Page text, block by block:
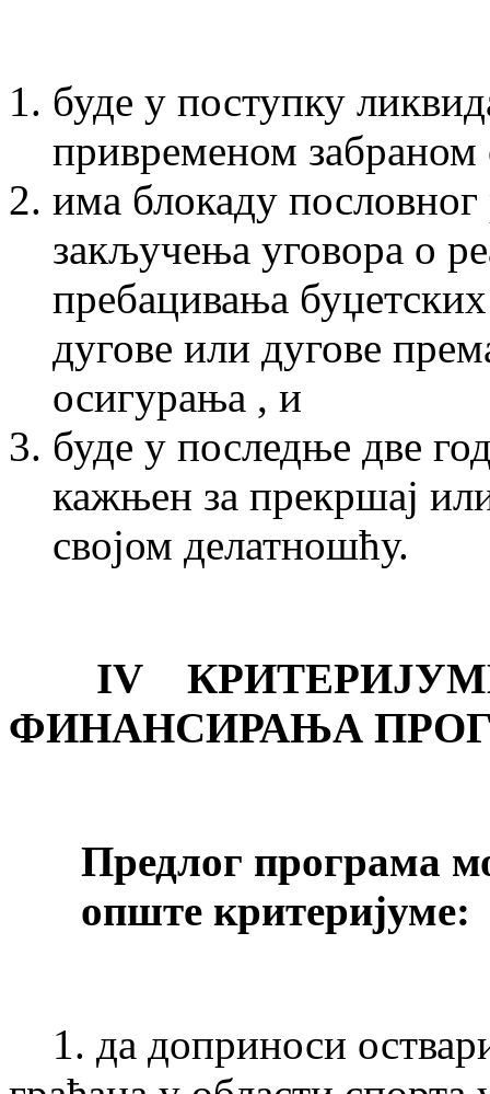
буде у поступку
привременом
има блокаду
закључења уговора о
пребацивања
дугове или дугове
осигурања , и
буде у последње две
кажњен за прекршај
својом делатношћу.
IV
ФИНАНСИРАЊА
Предлог програма
опште критеријуме:
1. да доприноси